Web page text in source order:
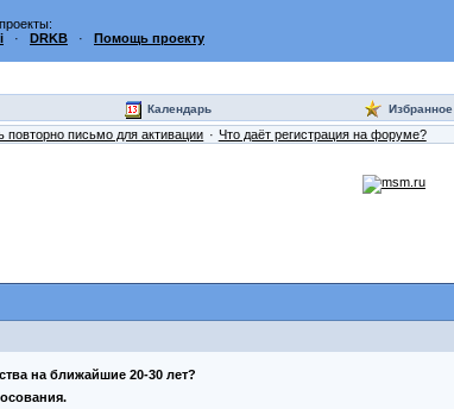
· DRKB · Помощь проекту
Календарь Избранное
повторно письмо для активации Что даёт регистрация на форуме?
на ближайшие 20-30 лет?